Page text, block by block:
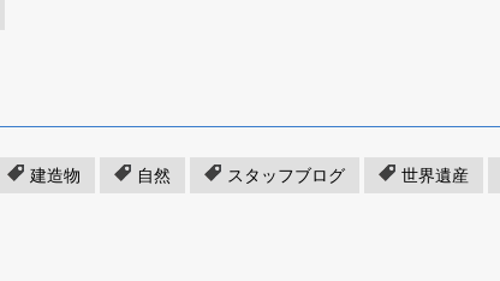
建造物 自然 スタッフブログ 世界遺産